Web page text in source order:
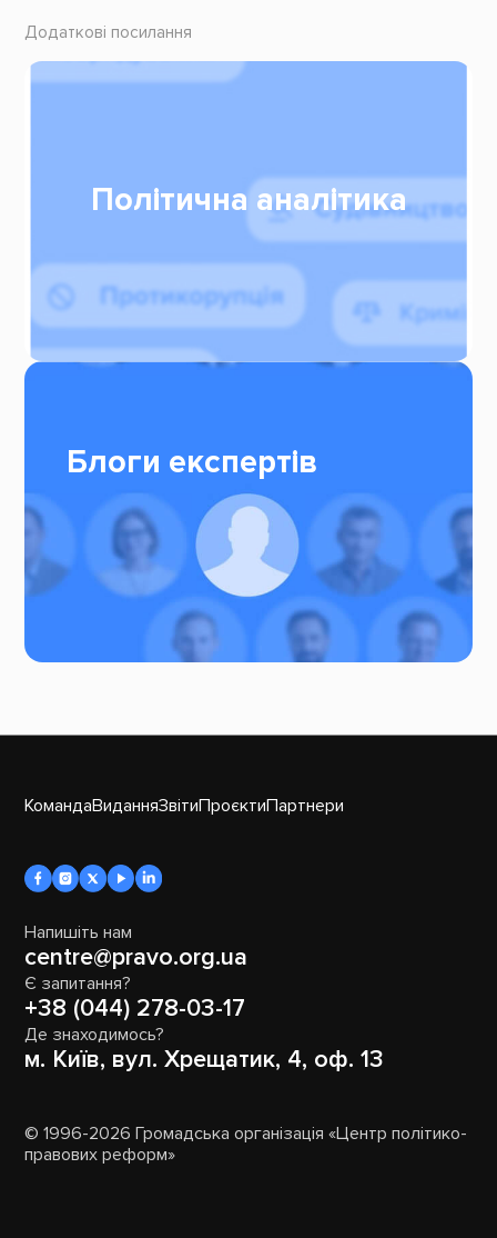
Додаткові посилання
Політична аналітика
Блоги експертів
КомандаВиданняЗвітиПроєктиПартнери
Напишіть нам
centre@pravo.org.ua
Є запитання?
+38 (044) 278-03-17
Де знаходимось?
м. Київ, вул. Хрещатик, 4, оф. 13
© 1996-2026 Громадська організація «Центр політико-
правових реформ»